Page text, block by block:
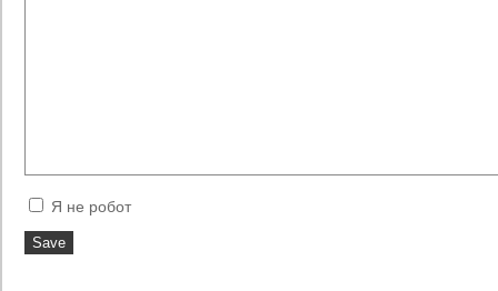
Я не робот